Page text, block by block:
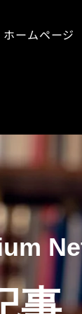
ホームページ